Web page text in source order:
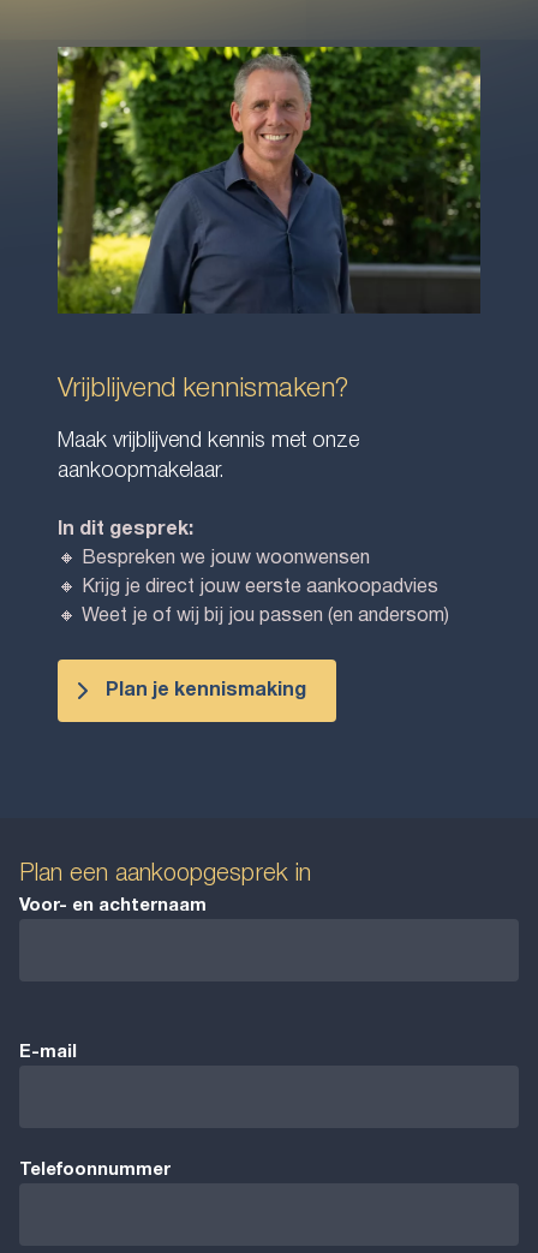
Vrijblijvend kennismaken?
Maak vrijblijvend kennis met onze
aankoopmakelaar.
In dit gesprek:
🔸 Bespreken we jouw woonwensen
🔸 Krijg je direct jouw eerste aankoopadvies
🔸 Weet je of wij bij jou passen (en andersom)
Plan je kennismaking
Plan een aankoopgesprek in
Voor- en achternaam
E-mail
Telefoonnummer